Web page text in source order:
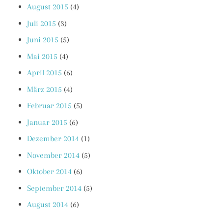
August 2015 (4)
Juli 2015 (3)
Juni 2015 (5)
Mai 2015 (4)
April 2015 (6)
März 2015 (4)
Februar 2015 (5)
Januar 2015 (6)
Dezember 2014 (1)
November 2014 (5)
Oktober 2014 (6)
September 2014 (5)
August 2014 (6)